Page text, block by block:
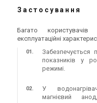
Застосування
Багато
експлуатаційні
Забезпечується
показників у
режимі.
У
магнієвий